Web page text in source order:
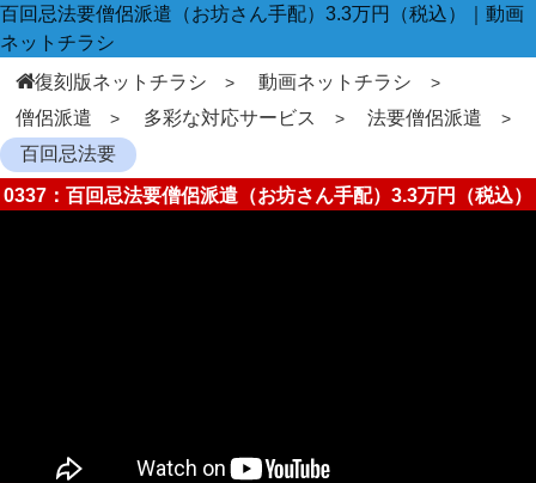
百回忌法要僧侶派遣（お坊さん手配）3.3万円（税込）｜動画
ネットチラシ
復刻版ネットチラシ
動画ネットチラシ
僧侶派遣
多彩な対応サービス
法要僧侶派遣
百回忌法要
0337：百回忌法要僧侶派遣（お坊さん手配）3.3万円（税込）